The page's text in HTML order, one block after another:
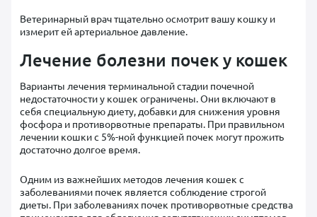
Ветеринарный врач тщательно осмотрит вашу кошку и
измерит ей артериальное давление.
Лечение болезни почек у кошек
Варианты лечения терминальной стадии почечной
недостаточности у кошек ограничены. Они включают в
себя специальную диету, добавки для снижения уровня
фосфора и противорвотные препараты. При правильном
лечении кошки с 5%-ной функцией почек могут прожить
достаточно долгое время.
Одним из важнейших методов лечения кошек с
заболеваниями почек является соблюдение строгой
диеты. При заболеваниях почек противорвотные средства